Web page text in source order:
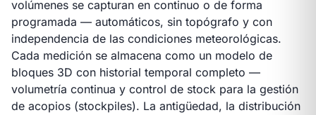
volúmenes se capturan en continuo o de forma
programada — automáticos, sin topógrafo y con
independencia de las condiciones meteorológicas.
Cada medición se almacena como un modelo de
bloques 3D con historial temporal completo —
volumetría continua y control de stock para la gestión
de acopios (stockpiles). La antigüedad, la distribución